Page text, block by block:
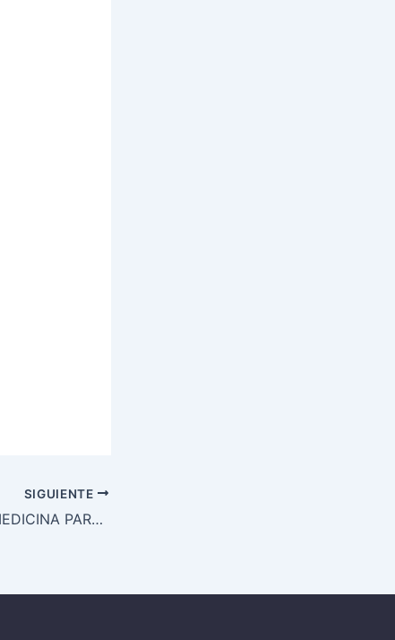
SIGUIENTE
LICENCIADO EN MEDICINA PARA GABINETE MÉDICO DE VALORACIÓN DE DAÑO CORPORAL EN CÓRDOBA Y PROVINCIA